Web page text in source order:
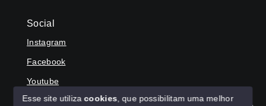
Social
Instagram
Facebook
Youtube
Esse site utilizacookies , que possibilitam uma melhor